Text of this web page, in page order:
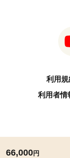
66,000円
利用規
利用者情